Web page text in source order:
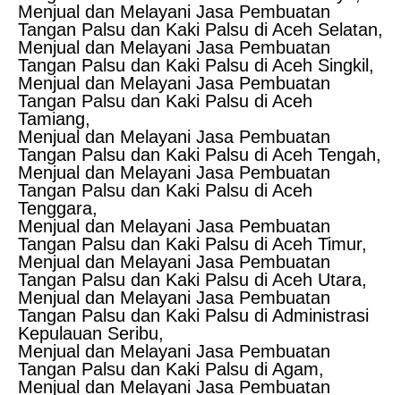
Menjual dan Melayani Jasa Pembuatan
Tangan Palsu dan Kaki Palsu di Aceh Selatan,
Menjual dan Melayani Jasa Pembuatan
Tangan Palsu dan Kaki Palsu di Aceh Singkil,
Menjual dan Melayani Jasa Pembuatan
Tangan Palsu dan Kaki Palsu di Aceh
Tamiang,
Menjual dan Melayani Jasa Pembuatan
Tangan Palsu dan Kaki Palsu di Aceh Tengah,
Menjual dan Melayani Jasa Pembuatan
Tangan Palsu dan Kaki Palsu di Aceh
Tenggara,
Menjual dan Melayani Jasa Pembuatan
Tangan Palsu dan Kaki Palsu di Aceh Timur,
Menjual dan Melayani Jasa Pembuatan
Tangan Palsu dan Kaki Palsu di Aceh Utara,
Menjual dan Melayani Jasa Pembuatan
Tangan Palsu dan Kaki Palsu di Administrasi
Kepulauan Seribu,
Menjual dan Melayani Jasa Pembuatan
Tangan Palsu dan Kaki Palsu di Agam,
Menjual dan Melayani Jasa Pembuatan